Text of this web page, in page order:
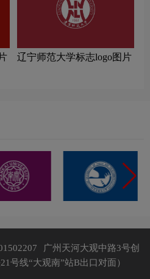
辽宁师范大学标志logo图片
广州天河大观中路3号创
号线“大观南”站B出口对面）